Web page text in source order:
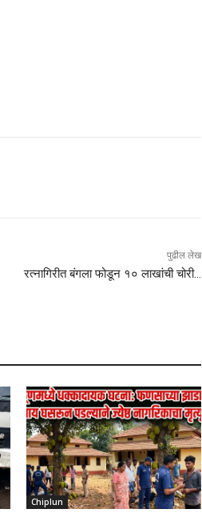
पुढील लेख
रत्नागिरीत बंगला फोडून १० लाखांची चोरी…
Chiplun